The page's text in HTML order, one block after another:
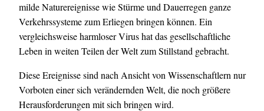
milde Naturereignisse wie Stürme und Dauerregen ganze
Verkehrssysteme zum Erliegen bringen können. Ein
vergleichsweise harmloser Virus hat das gesellschaftliche
Leben in weiten Teilen der Welt zum Stillstand gebracht.
Diese Ereignisse sind nach Ansicht von Wissenschaftlern nur
Vorboten einer sich verändernden Welt, die noch größere
Herausforderungen mit sich bringen wird.